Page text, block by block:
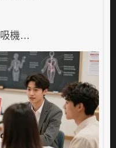
吸機…